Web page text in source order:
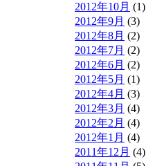
2012年10月 (1)
2012年9月 (3)
2012年8月 (2)
2012年7月 (2)
2012年6月 (2)
2012年5月 (1)
2012年4月 (3)
2012年3月 (4)
2012年2月 (4)
2012年1月 (4)
2011年12月 (4)